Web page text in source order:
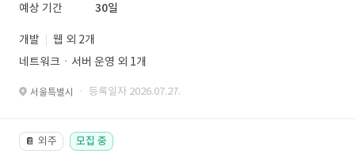
예상 기간
30일
개발
웹 외 2개
네트워크ㆍ서버 운영 외 1개
서울특별시 · 등록일자 2026.07.27.
📔 외주 모집 중